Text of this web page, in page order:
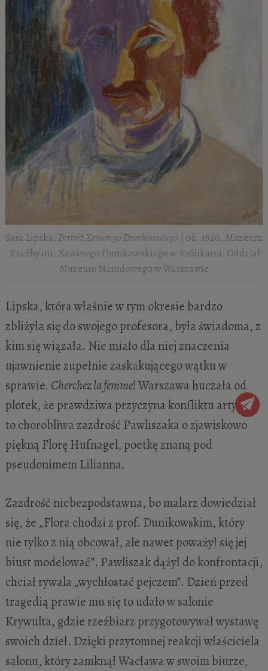
Sara Lipska, Portret Xawerego Dunikowskiego | ok. 1920, Muzeum
Rzeźby im. Xawerego Dunikowskiego w Królikarni, Oddział
Muzeum Narodowego w Warszawie
Lipska, która właśnie w tym okresie bardzo
zbliżyła się do swojego profesora, była świadoma, z
kim się wiązała. Nie miało dla niej znaczenia
ujawnienie zupełnie zaskakującego wątku w
sprawie. Cherchez la femme! Warszawa huczała od
plotek, że prawdziwa przyczyna konfliktu artystów
to chorobliwa zazdrość Pawliszaka o zjawiskowo
piękną Florę Hufnagel, poetkę znaną pod
pseudonimem Lilianna.
Zazdrość niebezpodstawna, bo malarz dowiedział
się, że „Flora chodzi z prof. Dunikowskim, który
nie tylko z nią obcował, ale nawet poważył się jej
biust modelować”. Pawliszak dążył do konfrontacji,
chciał rywala „wychłostać pejczem”. Dzień przed
tragedią prawie mu się to udało w salonie
Krywulta, gdzie rzeźbiarz przygotowywał wystawę
swoich dzieł. Dzięki przytomnej reakcji właściciela
salonu, który zamknął Wacława w swoim biurze,